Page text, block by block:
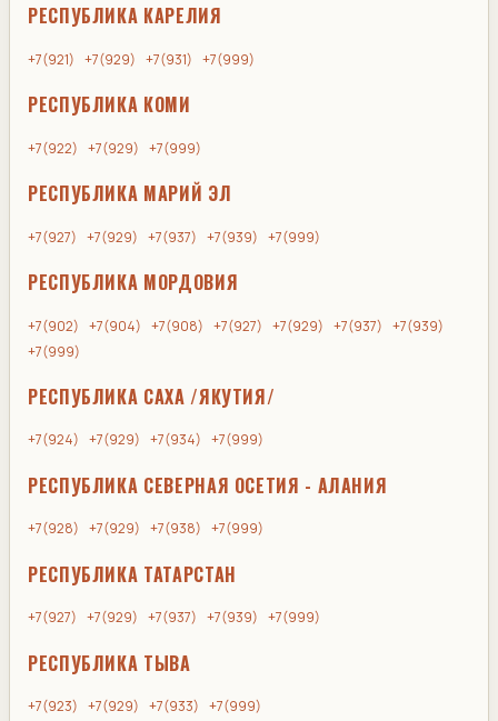
РЕСПУБЛИКА КАРЕЛИЯ
+7(921) +7(929) +7(931) +7(999)
РЕСПУБЛИКА КОМИ
+7(922) +7(929) +7(999)
РЕСПУБЛИКА МАРИЙ ЭЛ
+7(927) +7(929) +7(937) +7(939) +7(999)
РЕСПУБЛИКА МОРДОВИЯ
+7(902) +7(904) +7(908) +7(927) +7(929) +7(937) +7(939)
+7(999)
РЕСПУБЛИКА САХА /ЯКУТИЯ/
+7(924) +7(929) +7(934) +7(999)
РЕСПУБЛИКА СЕВЕРНАЯ ОСЕТИЯ - АЛАНИЯ
+7(928) +7(929) +7(938) +7(999)
РЕСПУБЛИКА ТАТАРСТАН
+7(927) +7(929) +7(937) +7(939) +7(999)
РЕСПУБЛИКА ТЫВА
+7(923) +7(929) +7(933) +7(999)